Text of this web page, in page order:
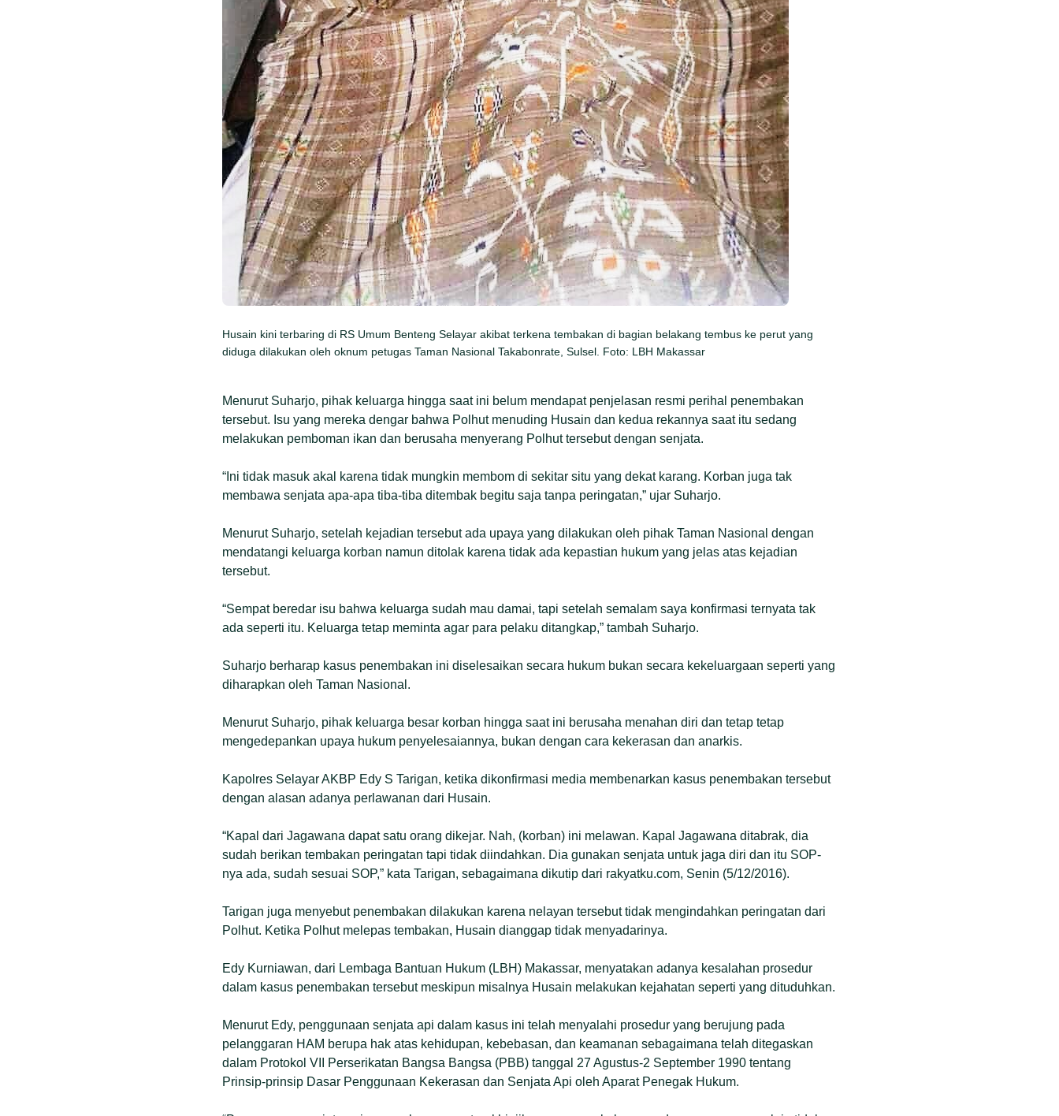
Husain kini terbaring di RS Umum Benteng Selayar akibat terkena tembakan di bagian belakang tembus ke perut yang
diduga dilakukan oleh oknum petugas Taman Nasional Takabonrate, Sulsel. Foto: LBH Makassar
Menurut Suharjo, pihak keluarga hingga saat ini belum mendapat penjelasan resmi perihal penembakan
tersebut. Isu yang mereka dengar bahwa Polhut menuding Husain dan kedua rekannya saat itu sedang
melakukan pemboman ikan dan berusaha menyerang Polhut tersebut dengan senjata.
“Ini tidak masuk akal karena tidak mungkin membom di sekitar situ yang dekat karang. Korban juga tak
membawa senjata apa-apa tiba-tiba ditembak begitu saja tanpa peringatan,” ujar Suharjo.
Menurut Suharjo, setelah kejadian tersebut ada upaya yang dilakukan oleh pihak Taman Nasional dengan
mendatangi keluarga korban namun ditolak karena tidak ada kepastian hukum yang jelas atas kejadian
tersebut.
“Sempat beredar isu bahwa keluarga sudah mau damai, tapi setelah semalam saya konfirmasi ternyata tak
ada seperti itu. Keluarga tetap meminta agar para pelaku ditangkap,” tambah Suharjo.
Suharjo berharap kasus penembakan ini diselesaikan secara hukum bukan secara kekeluargaan seperti yang
diharapkan oleh Taman Nasional.
Menurut Suharjo, pihak keluarga besar korban hingga saat ini berusaha menahan diri dan tetap tetap
mengedepankan upaya hukum penyelesaiannya, bukan dengan cara kekerasan dan anarkis.
Kapolres Selayar AKBP Edy S Tarigan, ketika dikonfirmasi media membenarkan kasus penembakan tersebut
dengan alasan adanya perlawanan dari Husain.
“Kapal dari Jagawana dapat satu orang dikejar. Nah, (korban) ini melawan. Kapal Jagawana ditabrak, dia
sudah berikan tembakan peringatan tapi tidak diindahkan. Dia gunakan senjata untuk jaga diri dan itu SOP-
nya ada, sudah sesuai SOP,” kata Tarigan, sebagaimana dikutip dari rakyatku.com, Senin (5/12/2016).
Tarigan juga menyebut penembakan dilakukan karena nelayan tersebut tidak mengindahkan peringatan dari
Polhut. Ketika Polhut melepas tembakan, Husain dianggap tidak menyadarinya.
Edy Kurniawan, dari Lembaga Bantuan Hukum (LBH) Makassar, menyatakan adanya kesalahan prosedur
dalam kasus penembakan tersebut meskipun misalnya Husain melakukan kejahatan seperti yang dituduhkan.
Menurut Edy, penggunaan senjata api dalam kasus ini telah menyalahi prosedur yang berujung pada
pelanggaran HAM berupa hak atas kehidupan, kebebasan, dan keamanan sebagaimana telah ditegaskan
dalam Protokol VII Perserikatan Bangsa Bangsa (PBB) tanggal 27 Agustus-2 September 1990 tentang
Prinsip-prinsip Dasar Penggunaan Kekerasan dan Senjata Api oleh Aparat Penegak Hukum.